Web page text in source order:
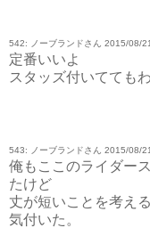
542: ノーブランドさん 2015/08/
定番いいよ
スタッズ付いてても
543: ノーブランドさん 2015/08/
俺もここのライダー
たけど
丈が短いことを考え
気付いた。